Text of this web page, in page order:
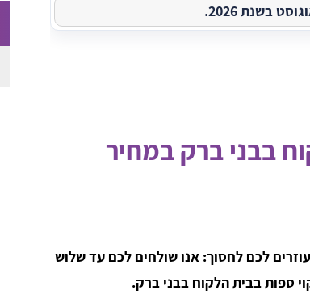
בשנת 2026.
בבני ברק במחיר
לכם לחסוך: אנו שולחים לכם עד שלוש
ספות בבית הלקוח בבני ברק.